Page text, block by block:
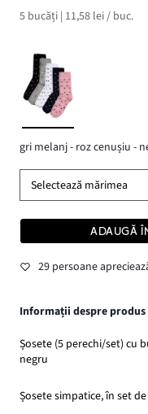
5 bucăți | 11,58 lei / buc.
gri melanj - roz cenușiu -
Selectează mărimea
ADAUGĂ
29 persoane
Informații despre produs
Șosete (5 perechi/set) cu
negru
Șosete simpatice, în set